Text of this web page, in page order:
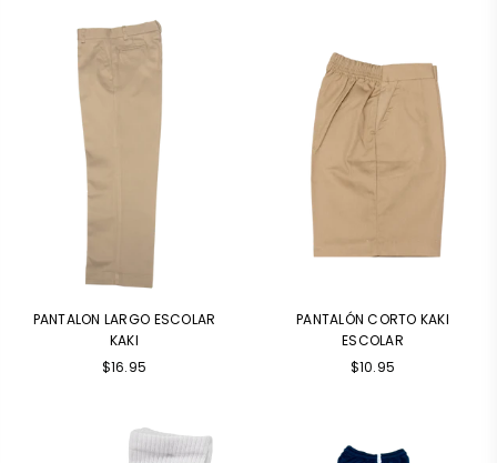
PANTALON LARGO ESCOLAR
KAKI
$16.95
PANTALÓN CORTO KAKI
ESCOLAR
Precio
$10.95